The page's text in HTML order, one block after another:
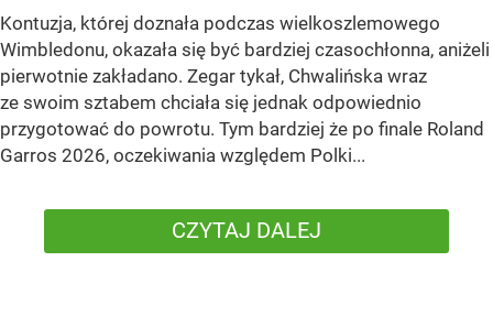
Kontuzja, której doznała podczas wielkoszlemowego
Wimbledonu, okazała się być bardziej czasochłonna, aniżeli
pierwotnie zakładano. Zegar tykał, Chwalińska wraz
ze swoim sztabem chciała się jednak odpowiednio
przygotować do powrotu. Tym bardziej że po finale Roland
Garros 2026, oczekiwania względem Polki...
CZYTAJ DALEJ